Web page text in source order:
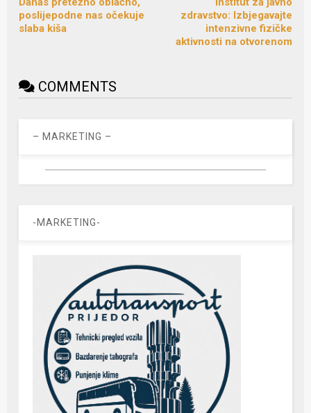
poslijepodne nas očekuje
slaba kiša
zdravstvo: Izbjegavajte
intenzivne fizičke
aktivnosti na otvorenom
COMMENTS
– MARKETING –
-MARKETING-